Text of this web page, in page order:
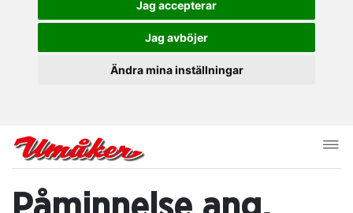
Jag accepterar
Jag avböjer
Ändra mina inställningar